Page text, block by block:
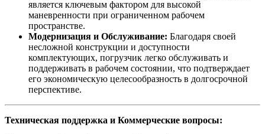
является ключевым фактором для высокой
маневренности при ограниченном рабочем
пространстве.
Модернизация и Обслуживание: Благодаря своей
несложной конструкции и доступности
комплектующих, погрузчик легко обслуживать и
поддерживать в рабочем состоянии, что подтверждает
его экономическую целесообразность в долгосрочной
перспективе.
Техническая поддержка и Коммерческие вопросы: